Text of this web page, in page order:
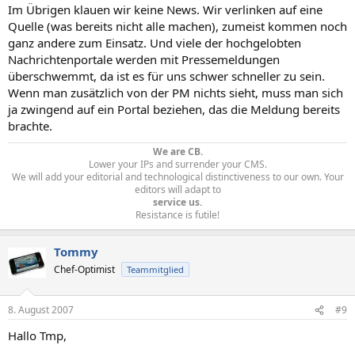
Im Übrigen klauen wir keine News. Wir verlinken auf eine
Quelle (was bereits nicht alle machen), zumeist kommen noch
ganz andere zum Einsatz. Und viele der hochgelobten
Nachrichtenportale werden mit Pressemeldungen
überschwemmt, da ist es für uns schwer schneller zu sein.
Wenn man zusätzlich von der PM nichts sieht, muss man sich
ja zwingend auf ein Portal beziehen, das die Meldung bereits
brachte.
We are CB.
Lower your IPs and surrender your CMS.
We will add your editorial and technological distinctiveness to our own. Your
editors will adapt to
service us.
Resistance is futile!​
Tommy
Chef-Optimist Teammitglied
8. August 2007 #9
Hallo Tmp,